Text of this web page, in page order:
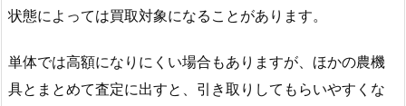
状態によっては買取対象になることがあります。
単体では高額になりにくい場合もありますが、ほかの農機
具とまとめて査定に出すと、引き取りしてもらいやすくな